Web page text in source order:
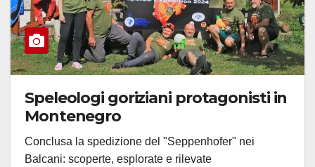
Speleologi goriziani protagonisti in
Montenegro
Conclusa la spedizione del "Seppenhofer" nei
Balcani: scoperte, esplorate e rilevate